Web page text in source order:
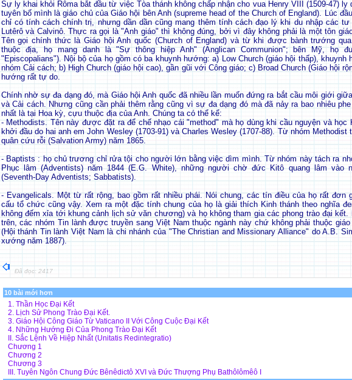
Sự ly khai khỏi Rôma bắt đầu từ việc Tòa thánh không chấp nhận cho vua Henry VIII (1509-47) ly
tuyên bố mình là giáo chủ của Giáo hội bên Anh (supreme head of the Church of England). Lúc
chỉ có tính cách chính trị, nhưng dần dần cũng mang thêm tính cách đạo lý khi du nhập các
Lutêrô và Calvinô. Thực ra gọi là "Anh giáo" thì không đúng, bởi vì đây không phải là một tôn
Tên gọi chính thức là Giáo hội Anh quốc (Church of England) và từ khi được bành trướng
thuộc địa, họ mang danh là "Sự thông hiệp Anh" (Anglican Communion"; bên Mỹ, họ
"Episcopalians"). Nội bộ của họ gồm có ba khuynh hướng: a) Low Church (giáo hội thấp), khuynh
nhóm Cải cách; b) High Church (giáo hội cao), gần gũi với Công giáo; c) Broad Church (Giáo hội
hướng rất tự do.
Chính nhờ sự đa dạng đó, mà Giáo hội Anh quốc đã nhiều lần muốn đứng ra bắt cầu môi giới
và Cải cách. Nhưng cũng cần phải thêm rằng cũng vì sự đa dạng đó mà đã nảy ra bao nhiêu
nhất là tại Hoa kỳ, cựu thuộc địa của Anh. Chúng ta có thể kể:
- Methodists. Tên này được đặt ra để chế nhạo cái "method" mà họ dùng khi cầu nguyện và học
khởi đầu do hai anh em John Wesley (1703-91) và Charles Wesley (1707-88). Từ nhóm Methodist
quân cứu rỗi (Salvation Army) năm 1865.
- Baptists : họ chủ trương chỉ rửa tội cho người lớn bằng việc dìm mình. Từ nhóm này tách ra
Phục lâm (Adventists) năm 1844 (E.G. White), những người chờ đức Kitô quang lâm vào
(Seventh-Day Adventists; Sabbatists).
- Evangelicals. Một từ rất rộng, bao gồm rất nhiều phái. Nói chung, các tín điều của họ rất đơn
cấu tổ chức cũng vậy. Xem ra một đặc tính chung của họ là giải thích Kinh thánh theo nghĩa
không đếm xỉa tới khung cảnh lịch sử văn chương) và họ không tham gia các phong trào đại kết.
trên, các nhóm Tin lành được truyền sang Việt Nam thuộc ngành này chứ không phải thuộc giáo
(Hội thánh Tin lành Việt Nam là chi nhánh của "The Christian and Missionary Alliance" do A.B.
xướng năm 1887).
Đã đọc: 2417
10 bài mới hơn
1. Thần Học Đại Kết
2. Lịch Sử Phong Trào Đại Kết.
3. Giáo Hội Công Giáo Từ Vaticano II Với Công Cuộc Đại Kết
4. Những Hướng Đi Của Phong Trào Đại Kết
II. Sắc Lệnh Về Hiệp Nhất (Unitatis Redintegratio)
Chương 1
Chương 2
Chương 3
III. Tuyên Ngôn Chung Đức Bênêdictô XVI và Đức Thượng Phụ Bathôlômêô I